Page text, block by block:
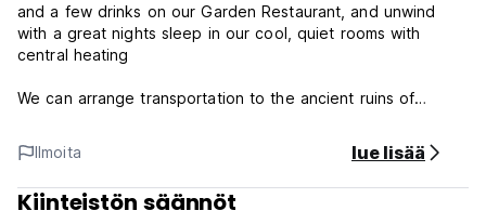
and a few drinks on our Garden Restaurant, and unwind
with a great nights sleep in our cool, quiet rooms with
central heating
We can arrange transportation to the ancient ruins of
km outside the city center. Just minutes from our
guesthouse are the ruins of the Temple of Artemis; one of
the seven wonders of the ancient world, as are the Church
of St John, the Isabey Mosque and the Ayasuluk fortress.
Ilmoita lue lisää
Kiinteistön säännöt